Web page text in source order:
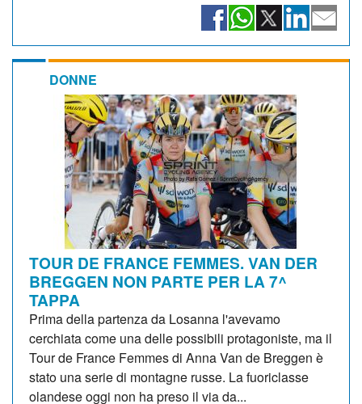
DONNE
TOUR DE FRANCE FEMMES. VAN DER
BREGGEN NON PARTE PER LA 7^
TAPPA
Prima della partenza da Losanna l'avevamo
cerchiata come una delle possibili protagoniste, ma il
Tour de France Femmes di Anna Van de Breggen è
stato una serie di montagne russe. La fuoriclasse
olandese oggi non ha preso il via da...